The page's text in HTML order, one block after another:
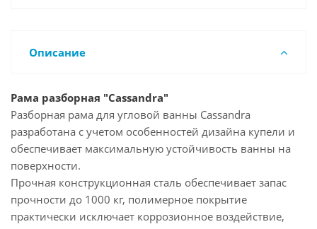
Описание
Рама разборная "Cassandra"
Разборная рама для угловой ванны Cassandra
разработана с учетом особенностей дизайна купели и
обеспечивает максимальную устойчивость ванны на
поверхности.
Прочная конструкционная сталь обеспечивает запас
прочности до 1000 кг, полимерное покрытие
практически исключает коррозионное воздействие,